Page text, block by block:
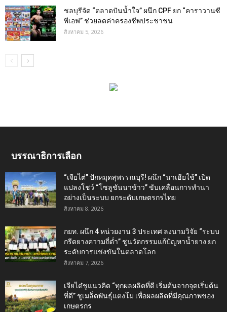
ชลบุรีจัด “ตลาดปันน้ำใจ” ผนึก CPF ยก “คาราวานซี
พีเอฟ” ช่วยลดค่าครองชีพประชาชน
สิงหาคม 5, 2026
บรรณาธิการเลือก
“เจียไต๋” ปักหมุดสุพรรณบุรี! ผนึก “นาเฮียใช้” เปิด
แปลงโชว์ “โซลูชันนาข้าว” ขับเคลื่อนการทำนา
อย่างเป็นระบบ ยกระดับเกษตรกรไทย
สิงหาคม 8, 2026
กยท. ผนึก 4 หน่วยงาน 3 ประเทศ ลงนามวิจัย “ระบบ
กรีดยางความถี่ต่ำ” ชูนวัตกรรมแก้ปัญหาน้ำยาง ยก
ระดับการแข่งขันในตลาดโลก
สิงหาคม 7, 2026
เจียไต๋ชูแนวคิด “ทุกผลผลิตที่ดี เริ่มต้นจากจุดเริ่มต้น
ที่ดี” ชูเมล็ดพันธุ์แตงโม เพื่อผลผลิตที่มีคุณภาพของ
เกษตรกร